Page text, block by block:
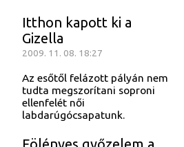
Itthon kapott ki a
Gizella
2009. 11. 08. 18:27
Az esőtől felázott pályán nem
tudta megszorítani soproni
ellenfelét női
labdarúgócsapatunk.